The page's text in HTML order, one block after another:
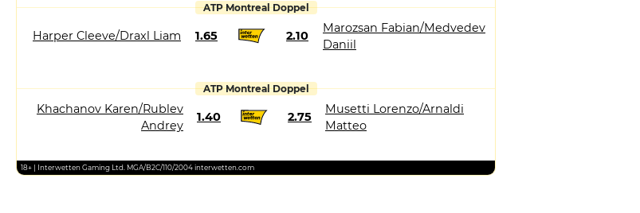
ATP Montreal Doppel
Harper Cleeve/Draxl Liam 1.65 2.10
Marozsan Fabian/Medvedev
Daniil
ATP Montreal Doppel
Khachanov Karen/Rublev
Andrey
1.40 2.75
Musetti Lorenzo/Arnaldi
Matteo
18+ | Interwetten Gaming Ltd. MGA/B2C/110/2004 interwetten.com